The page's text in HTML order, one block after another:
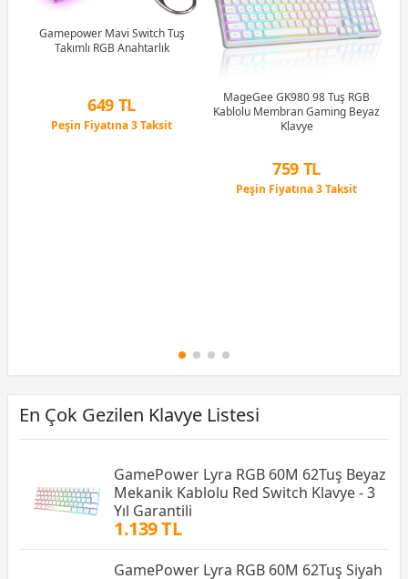
Gamepower Mavi Switch Tuş
Takımlı RGB Anahtarlık
649 TL
Peşin Fiyatına 3 Taksit
MageGee GK980 98 Tuş RGB
Kablolu Membran Gaming Beyaz
Klavye
759 TL
Peşin Fiyatına 3 Taksit
En Çok Gezilen Klavye Listesi
GamePower Lyra RGB 60M 62Tuş Beyaz
Mekanik Kablolu Red Switch Klavye - 3
Yıl Garantili
1.139 TL
GamePower Lyra RGB 60M 62Tuş Siyah